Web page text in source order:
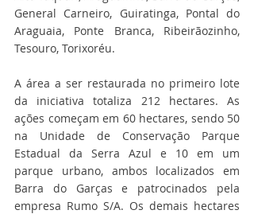
General Carneiro, Guiratinga, Pontal do
Araguaia, Ponte Branca, Ribeirãozinho,
Tesouro, Torixoréu.
A área a ser restaurada no primeiro lote
da iniciativa totaliza 212 hectares. As
ações começam em 60 hectares, sendo 50
na Unidade de Conservação Parque
Estadual da Serra Azul e 10 em um
parque urbano, ambos localizados em
Barra do Garças e patrocinados pela
empresa Rumo S/A. Os demais hectares